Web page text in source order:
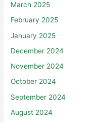
March 2025
February 2025
January 2025
December 2024
November 2024
October 2024
September 2024
August 2024